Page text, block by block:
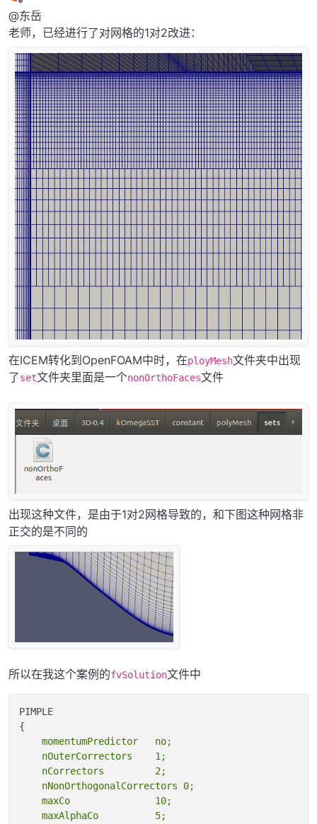
@东岳
老师，已经进行了对网格的1对2改进：
在ICEM转化到OpenFOAM中时，在ployMesh文件夹中出现
了set文件夹里面是一个nonOrthoFaces文件
出现这种文件，是由于1对2网格导致的，和下图这种网格非
正交的是不同的
所以在我这个案例的fvSolution文件中
PIMPLE
    momentumPredictor   no;
    nOuterCorrectors    1;
    nCorrectors         2;
    nNonOrthogonalCorrectors 0;
    maxCo               10;
    maxAlphaCo          5;